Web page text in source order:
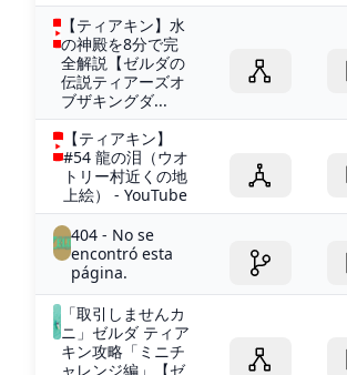
【ティアキン】水
の神殿を8分で完
全解説【ゼルダの
伝説ティアーズオ
ブザキングダ...
【ティアキン】
#54 龍の泪（ウオ
トリー村近くの地
上絵） - YouTube
404 - No se
encontró esta
página.
「取引しませんカ
ニ」ゼルダ ティア
キン攻略「ミニチ
ャレンジ編」【ゼ